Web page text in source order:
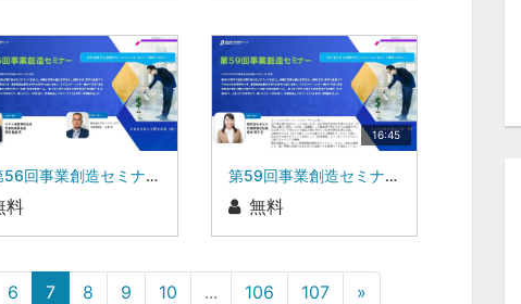
第56回事業創造セミナートークセッションヤマト住建株式会社 代表取締役会長 西津 昌廣氏株式会社ブレインワークス 代表取締役 近藤 昇
料
16:45
第59回事業創造セミナー株式会社モビカの取り組み株式会社モビカ 代表取締役社長 坂本 淳子 氏
無料
6 7 8 9 10 ... 106 107 »